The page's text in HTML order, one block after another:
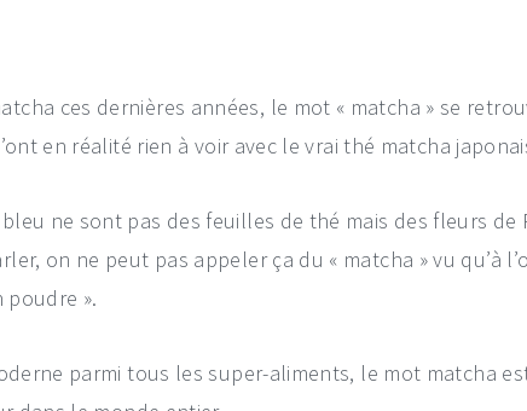
ces dernières années, le mot « matcha » se
en réalité rien à voir avec le vrai thé matcha
ne sont pas des feuilles de thé mais des fleurs de
on ne peut pas appeler ça du « matcha » vu qu’à
poudre ».
parmi tous les super-aliments, le mot matcha